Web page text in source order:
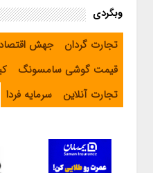
وبگردی
تجارت گردان
جهش اقتصاد
قیمت گوشی سامسونگ
تجارت آنلاین
سرمایه فردا